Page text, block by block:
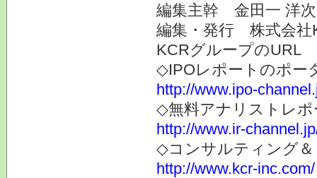
編集主幹 金田一 洋
編集・発行 株式会社
KCRグループのURL
◇IPOレポートのポー
http://www.ipo-
◇無料アナリストレ
http://www.ir-
◇コンサルティング＆
http://www.kcr-inc.com/